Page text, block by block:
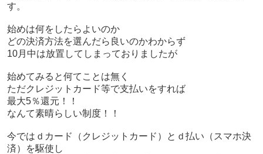
す。
始めは何をしたらよいのか
どの決済方法を選んだら良いのかわからず
10月中は放置してしまっておりましたが
始めてみると何てことは無く
ただクレジットカード等で支払いをすれば
最大5％還元！！
なんて素晴らしい制度！！
今ではｄカード（クレジットカード）とｄ払い（スマホ決
済）を駆使し